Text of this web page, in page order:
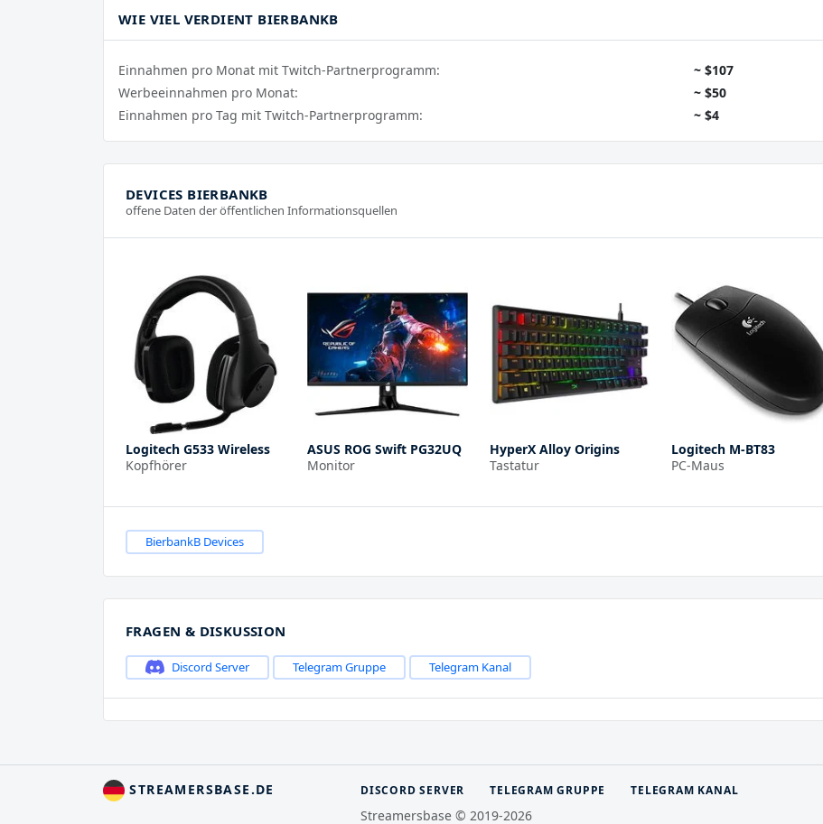
WIE VIEL VERDIENT BIERBANKB
Einnahmen pro Monat mit Twitch-Partnerprogramm:
~ $107
Werbeeinnahmen pro Monat:
~ $50
Einnahmen pro Tag mit Twitch-Partnerprogramm:
~ $4
DEVICES BIERBANKB
offene Daten der öffentlichen Informationsquellen
Logitech G533 Wireless
Kopfhörer
ASUS ROG Swift PG32UQ
Monitor
HyperX Alloy Origins
Tastatur
Logitech M-BT83
PC-Maus
BierbankB Devices
FRAGEN & DISKUSSION
Discord Server Telegram Gruppe Telegram Kanal
STREAMERSBASE.DE DISCORD SERVER TELEGRAM GRUPPE TELEGRAM KANAL
Streamersbase © 2019-2026